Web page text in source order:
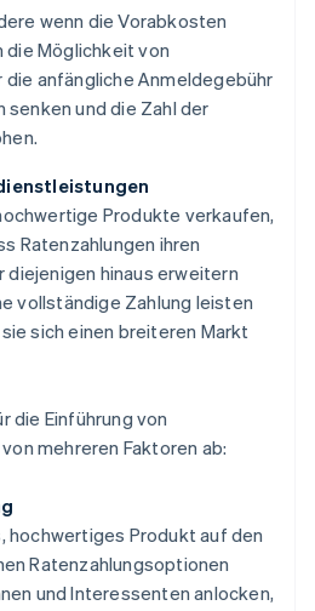
wenn die Vorabkosten
die Möglichkeit von
die anfängliche Anmeldegebühr
senken und die Zahl der
Produkte verkaufen,
Ratenzahlungen ihren
diejenigen hinaus erweitern
vollständige Zahlung leisten
sich einen breiteren Markt
die Einführung von
mehreren Faktoren ab:
hochwertiges Produkt auf den
Ratenzahlungsoptionen
und Interessenten anlocken,